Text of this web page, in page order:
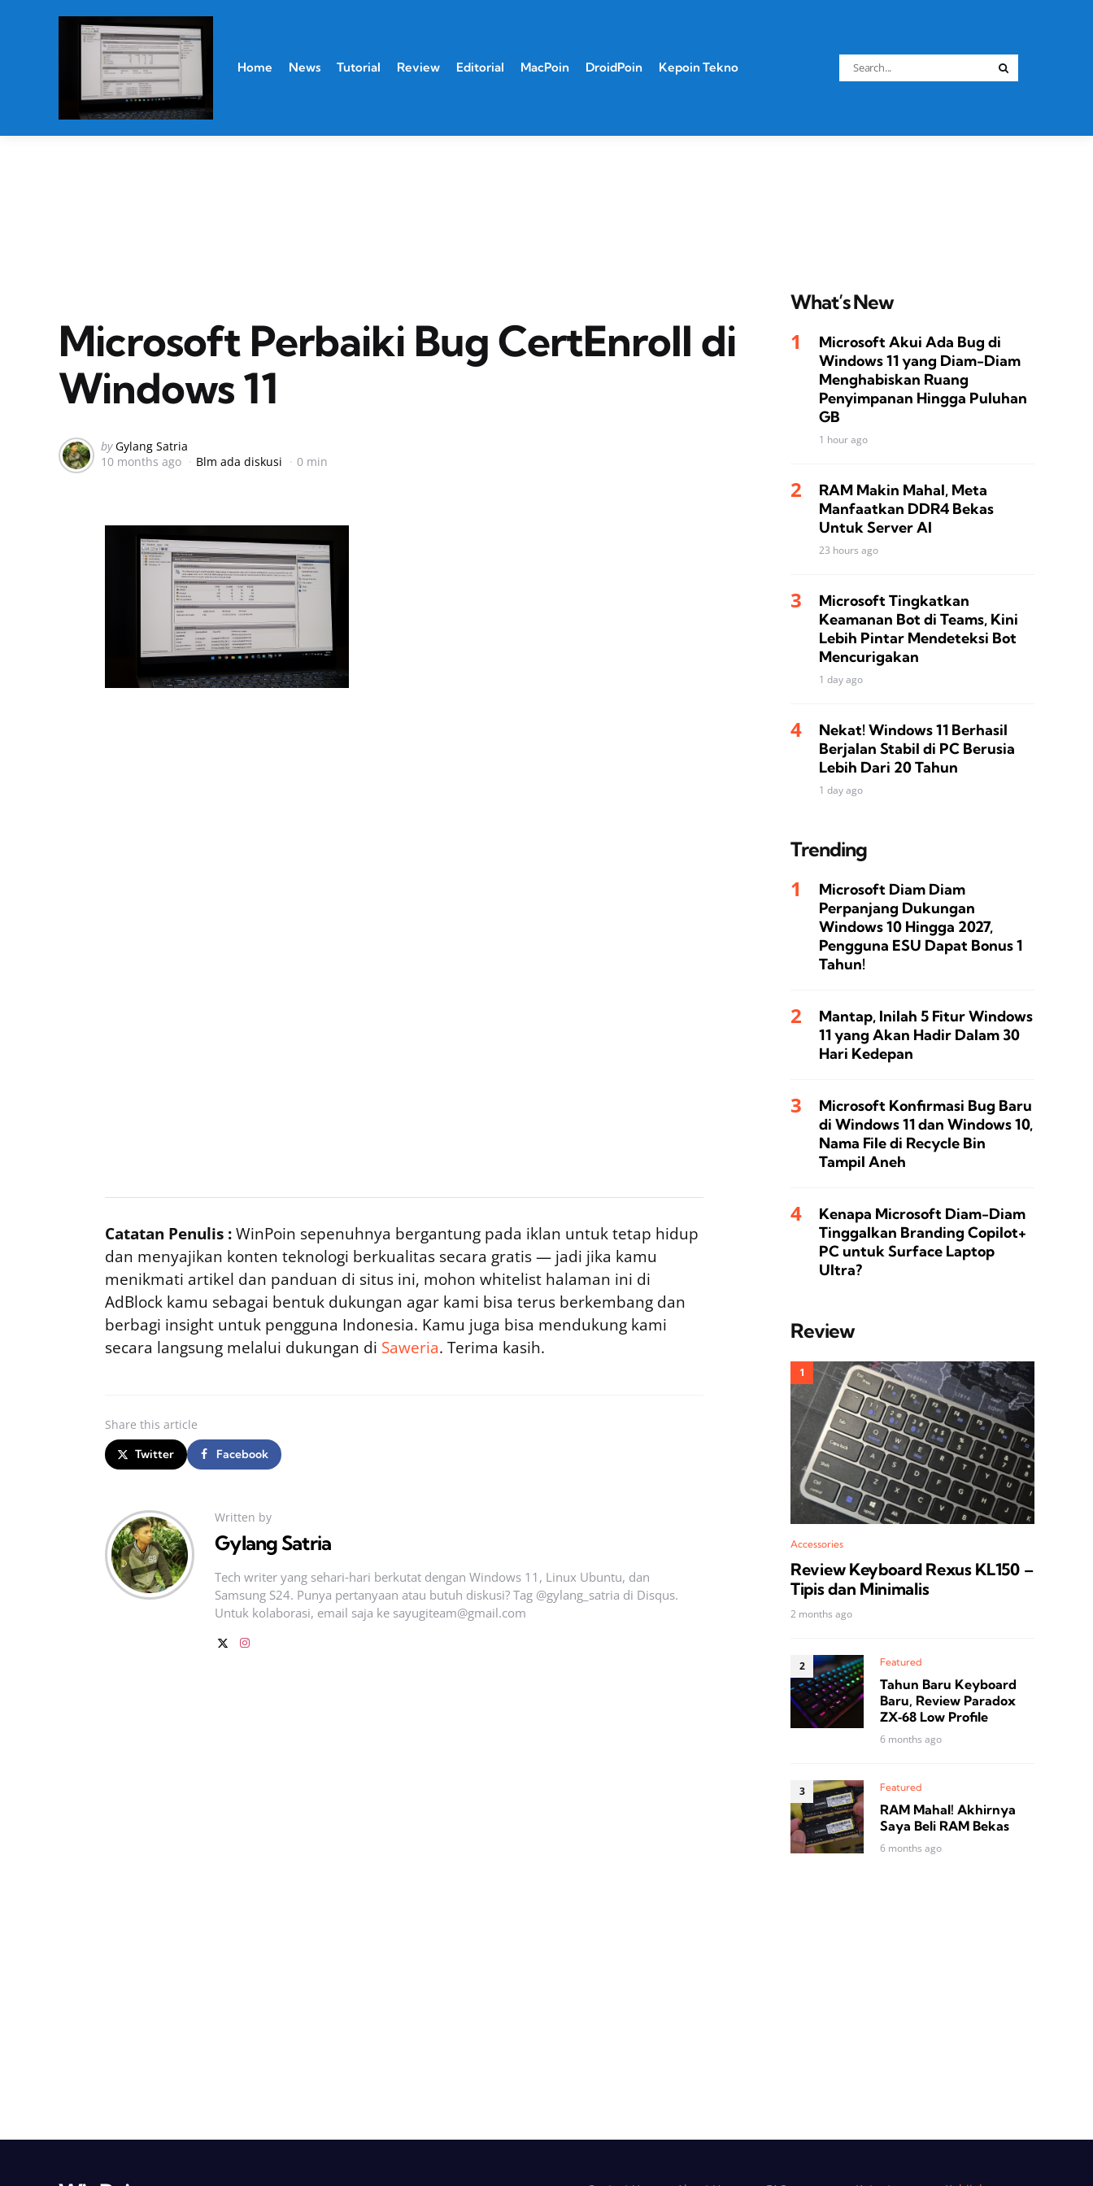
Home News Tutorial Review Editorial MacPoin DroidPoin Kepoin Tekno
Search
for:
Microsoft Perbaiki Bug CertEnroll di
Windows 11
Posted
by
by Gylang Satria
10 months ago
Blm ada diskusi 0 min
Catatan Penulis :WinPoin sepenuhnya bergantung pada iklan untuk tetap hidup
dan menyajikan konten teknologi berkualitas secara gratis — jadi jika kamu
menikmati artikel dan panduan di situs ini, mohon whitelist halaman ini di
AdBlock kamu sebagai bentuk dukungan agar kami bisa terus berkembang dan
berbagi insight untuk pengguna Indonesia. Kamu juga bisa mendukung kami
secara langsung melalui dukungan di Saweria. Terima kasih.
Share this article
Twitter Facebook
Written by
Gylang Satria
Tech writer yang sehari‑hari berkutat dengan Windows 11, Linux Ubuntu, dan
Samsung S24. Punya pertanyaan atau butuh diskusi? Tag @gylang_satria di Disqus.
Untuk kolaborasi, email saja ke sayugiteam@gmail.com
What’s New
Microsoft Akui Ada Bug di
Windows 11 yang Diam-Diam
Menghabiskan Ruang
Penyimpanan Hingga Puluhan
GB
1 hour ago
RAM Makin Mahal, Meta
Manfaatkan DDR4 Bekas
Untuk Server AI
23 hours ago
Microsoft Tingkatkan
Keamanan Bot di Teams, Kini
Lebih Pintar Mendeteksi Bot
Mencurigakan
1 day ago
Nekat! Windows 11 Berhasil
Berjalan Stabil di PC Berusia
Lebih Dari 20 Tahun
1 day ago
Trending
Microsoft Diam Diam
Perpanjang Dukungan
Windows 10 Hingga 2027,
Pengguna ESU Dapat Bonus 1
Tahun!
Mantap, Inilah 5 Fitur Windows
11 yang Akan Hadir Dalam 30
Hari Kedepan
Microsoft Konfirmasi Bug Baru
di Windows 11 dan Windows 10,
Nama File di Recycle Bin
Tampil Aneh
Kenapa Microsoft Diam-Diam
Tinggalkan Branding Copilot+
PC untuk Surface Laptop
Ultra?
Review
Accessories
Review Keyboard Rexus KL150 –
Tipis dan Minimalis
2 months ago
Featured
Tahun Baru Keyboard
Baru, Review Paradox
ZX‑68 Low Profile
6 months ago
Featured
RAM Mahal! Akhirnya
Saya Beli RAM Bekas
6 months ago